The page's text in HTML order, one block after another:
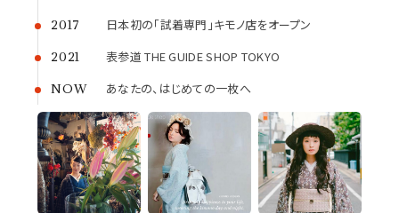
2017 日本初の「試着専門」キモノ店をオープン
2021 表参道 THE GUIDE SHOP TOKYO
NOW あなたの、はじめての一枚へ